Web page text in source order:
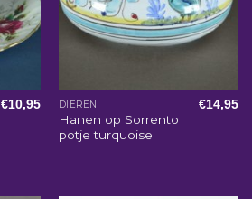
€10,95 DIEREN
Hanen op Sorrento
potje turquoise
€14,95